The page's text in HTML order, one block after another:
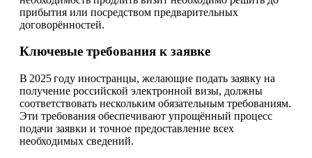
прибытия или посредством предварительных
договорённостей.
Ключевые требования к заявке
В 2025 году иностранцы, желающие подать заявку на
получение российской электронной визы, должны
соответствовать нескольким обязательным требованиям.
Эти требования обеспечивают упрощённый процесс
подачи заявки и точное предоставление всех
необходимых сведений.